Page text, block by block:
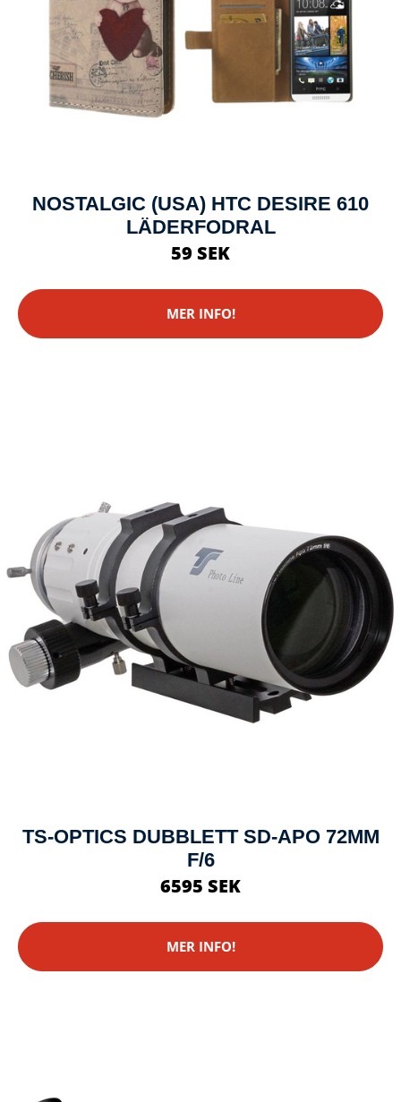
NOSTALGIC (USA) HTC DESIRE 610
LÄDERFODRAL
59 SEK
MER INFO!
TS-OPTICS DUBBLETT SD-APO 72MM
F/6
6595 SEK
MER INFO!